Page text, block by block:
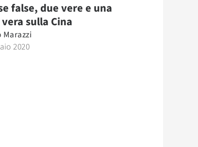
false, due vere e una
sulla Cina
Marazzi
2020